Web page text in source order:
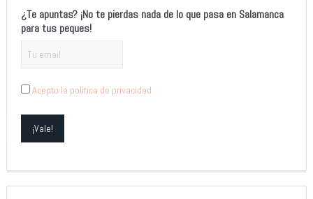
¿Te apuntas? ¡No te pierdas nada de lo que pasa en Salamanca
para tus peques!
Acepto la política de privacidad